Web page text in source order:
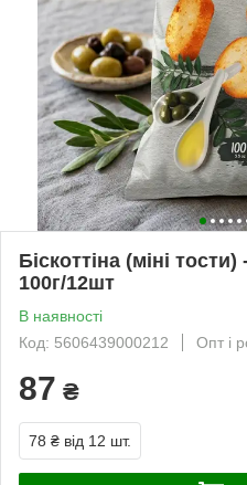
Біскоттіна (міні
100г/12шт
В наявності
Код: 5606439000212
Опт і
87 ₴
78 ₴ від 12 шт.